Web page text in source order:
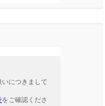
につきまして
をご確認くださ